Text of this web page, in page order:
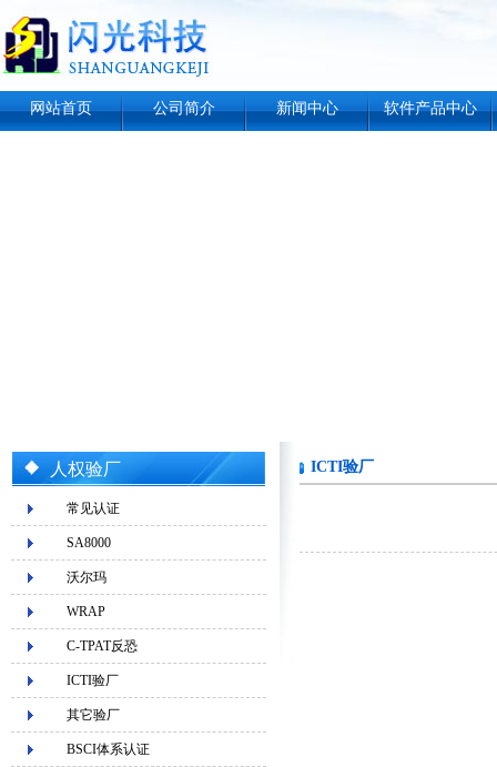
网站首页 公司简介 新闻中心 软件产品中心
人权验厂
常见认证
SA8000
沃尔玛
WRAP
C-TPAT反恐
ICTI验厂
其它验厂
BSCI体系认证
ICTI验厂